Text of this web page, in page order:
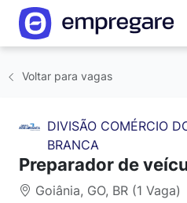
Voltar para vagas
DIVISÃO COMÉRCIO
BRANCA
Preparador de
Goiânia, GO, BR (1 Vaga)